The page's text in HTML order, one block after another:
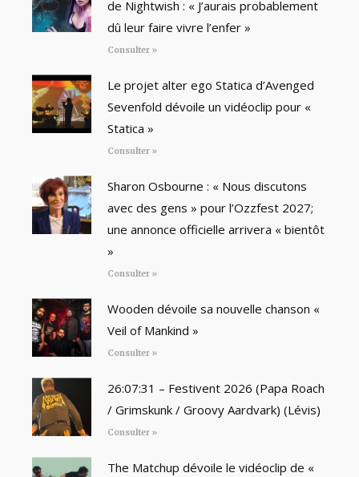
de Nightwish : « J’aurais probablement
dû leur faire vivre l’enfer »
Consulter »
Le projet alter ego Statica d’Avenged
Sevenfold dévoile un vidéoclip pour «
Statica »
Consulter »
Sharon Osbourne : « Nous discutons
avec des gens » pour l’Ozzfest 2027;
une annonce officielle arrivera « bientôt
»
Consulter »
Wooden dévoile sa nouvelle chanson «
Veil of Mankind »
Consulter »
26:07:31 – Festivent 2026 (Papa Roach
/ Grimskunk / Groovy Aardvark) (Lévis)
Consulter »
The Matchup dévoile le vidéoclip de «